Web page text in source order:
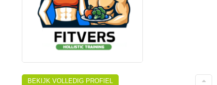
BEKIJK VOLLEDIG PROFIEL